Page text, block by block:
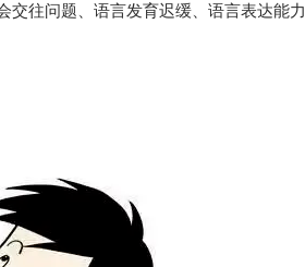
交往问题、语言发育迟缓、语言表达能力